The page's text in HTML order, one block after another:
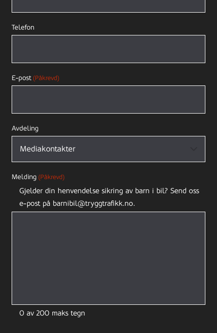
Telefon
E-post (Påkrevd)
Avdeling
Melding (Påkrevd)
Gjelder din henvendelse sikring av barn i bil? Send oss
e-post på barnibil@tryggtrafikk.no.
0 av 200 maks tegn